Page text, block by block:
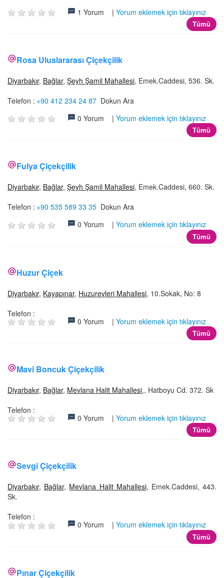
1 Yorum | Yorum eklemek için tıklayınız
Tümü
Rosa Uluslararası Çiçekçilik
Diyarbakır, Bağlar, Şeyh Şamil Mahallesi, Emek.Caddesi, 536. Sk.
Telefon : +90 412 234 24 87 Dokun Ara
0 Yorum | Yorum eklemek için tıklayınız
Tümü
Fulya Çiçekçilik
Diyarbakır, Bağlar, Şeyh Şamil Mahallesi, Emek.Caddesi, 660. Sk.
Telefon : +90 535 589 33 35 Dokun Ara
0 Yorum | Yorum eklemek için tıklayınız
Tümü
Huzur Çiçek
Diyarbakır, Kayapınar, Huzurevleri Mahallesi, 10.Sokak, No: 8
Telefon :
0 Yorum | Yorum eklemek için tıklayınız
Tümü
Mavi Boncuk Çiçekçilik
Diyarbakır, Bağlar, Mevlana Halit Mahallesi,, Hatboyu Cd. 372. Sk
Telefon :
0 Yorum | Yorum eklemek için tıklayınız
Tümü
Sevgi Çiçekçilik
Diyarbakır, Bağlar, Mevlana Halit Mahallesi, Emek.Caddesi, 443.
Sk.
Telefon :
0 Yorum | Yorum eklemek için tıklayınız
Tümü
Pınar Çiçekçilik